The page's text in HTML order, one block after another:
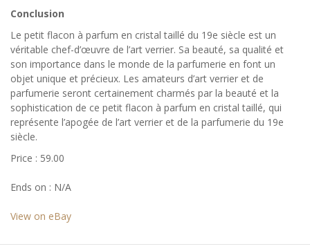
Conclusion
Le petit flacon à parfum en cristal taillé du 19e siècle est un
véritable chef-d’œuvre de l’art verrier. Sa beauté, sa qualité et
son importance dans le monde de la parfumerie en font un
objet unique et précieux. Les amateurs d’art verrier et de
parfumerie seront certainement charmés par la beauté et la
sophistication de ce petit flacon à parfum en cristal taillé, qui
représente l’apogée de l’art verrier et de la parfumerie du 19e
siècle.
Price : 59.00
Ends on : N/A
View on eBay